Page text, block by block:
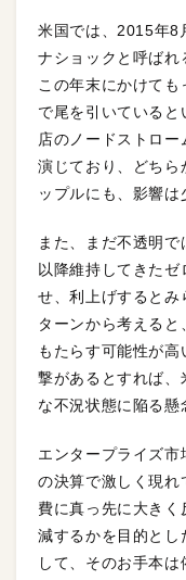
米国では、2015年8
ナショックと呼ばれ
この年末にかけても
で尾を引いている
店のノードストロ
演じており、どちら
ップルにも、影響は
また、まだ不透明
以降維持してきた
せ、利上げするとみ
ターンから考える
もたらす可能性が
撃があるとすれば、
な不況状態に陥る懸
エンタープライズ
の決算で激しく現れ
費に真っ先に大き
減するかを目的とし
して、そのお手本